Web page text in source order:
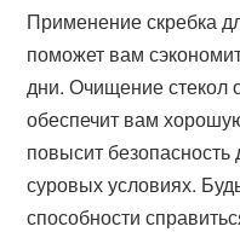
Применение скребка
поможет вам
дни. Очищение стекол
обеспечит вам
повысит
суровых условиях.
способности